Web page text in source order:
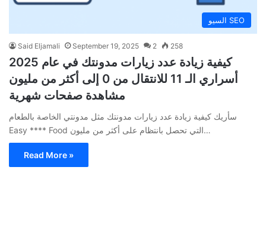
السيو SEO
Said Eljamali September 19, 2025 2 258
كيفية زيادة عدد زيارات مدونتك في عام 2025
أسراري الـ 11 للانتقال من 0 إلى أكثر من مليون
مشاهدة صفحات شهرية
سأريك كيفية زيادة عدد زيارات مدونتك مثل مدونتي الخاصة بالطعام
Easy **** Food التي تحصل بانتظام على أكثر من مليون…
Read More »